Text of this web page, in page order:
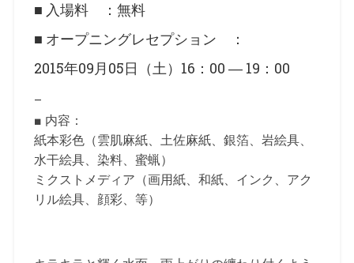
■ 入場料 ：無料
■ オープニングレセプション ：
2015年09月05日（土）16：00 ― 19：00
–
■ 内容：
紙本彩色（雲肌麻紙、土佐麻紙、銀箔、岩絵具、
水干絵具、染料、蜜蝋）
ミクストメディア（画用紙、和紙、インク、アク
リル絵具、顔彩、等）